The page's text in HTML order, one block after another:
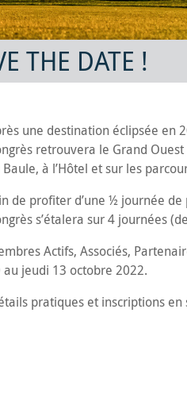
THE DATE !
une destination éclipsée en
retrouvera le Grand
Baule, à l’Hôtel et sur les
de profiter d’une ½ journée de
s’étalera sur 4 journées
Actifs, Associés,
au jeudi 13 octobre 2022.
pratiques et inscriptions